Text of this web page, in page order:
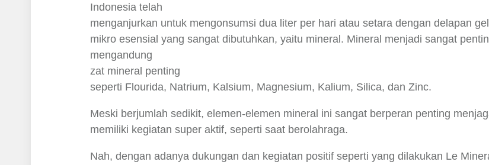
Indonesia telah
menganjurkan untuk mengonsumsi dua liter per hari atau setara dengan delapan
mikro esensial yang sangat dibutuhkan, yaitu mineral. Mineral menjadi sangat
mengandung
zat mineral penting
seperti Flourida, Natrium, Kalsium, Magnesium, Kalium, Silica, dan Zinc.
Meski berjumlah sedikit, elemen-elemen mineral ini sangat berperan penting
memiliki kegiatan super aktif, seperti saat berolahraga.
Nah, dengan adanya dukungan dan kegiatan positif seperti yang dilakukan Le